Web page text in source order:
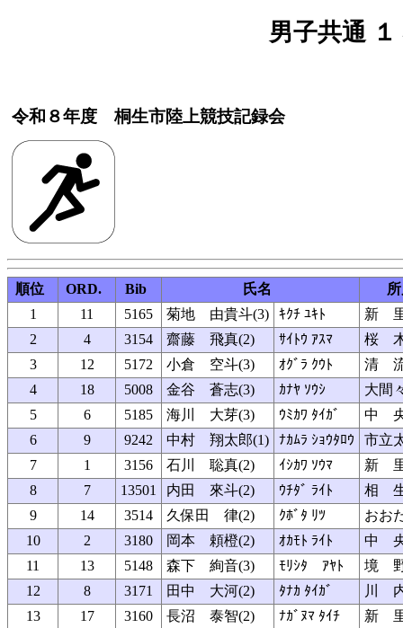
男子共通
令和８年度 桐生市陸上競技記録会
順位 ORD. Bib 氏名
1
11 5165 菊地 由貴斗(3) ｷｸﾁ ﾕｷﾄ
新
2
4 3154 齋藤 飛真(2) ｻｲﾄｳ ｱｽﾏ
桜
3
12 5172 小倉 空斗(3) ｵｸﾞﾗ ｸｳﾄ
清
4
18 5008 金谷 蒼志(3) ｶﾅﾔ ｿｳｼ
大間
5
6 5185 海川 大芽(3) ｳﾐｶﾜ ﾀｲｶﾞ
中
6
9 9242 中村 翔太郎(1) ﾅｶﾑﾗ ｼｮｳﾀﾛｳ
市立
7
1 3156 石川 聡真(2) ｲｼｶﾜ ｿｳﾏ
新
8
7 13501 内田 來斗(2) ｳﾁﾀﾞ ﾗｲﾄ
相
9
14 3514 久保田 律(2) ｸﾎﾞﾀ ﾘﾂ
おお
10
2 3180 岡本 頼橙(2) ｵｶﾓﾄ ﾗｲﾄ
中
11
13 5148 森下 絢音(3) ﾓﾘｼﾀ ｱﾔﾄ
境
12
8 3171 田中 大河(2) ﾀﾅｶ ﾀｲｶﾞ
川
13
17 3160 長沼 泰智(2) ﾅｶﾞﾇﾏ ﾀｲﾁ
新